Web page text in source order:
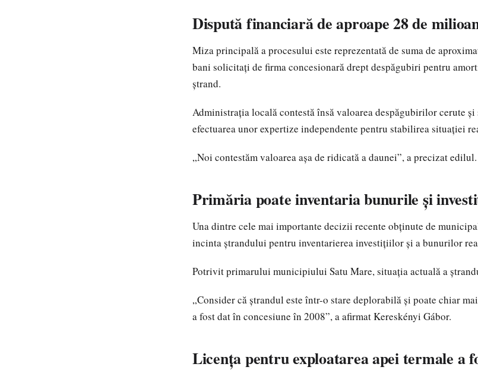
Dispută financiară de aproape 28 de
Miza principală a procesului este reprezentată de suma de
bani solicitați de firma concesionară drept despăgubiri pentru
ștrand.
Administrația locală contestă însă valoarea despăgubirilor cerute și
efectuarea unor expertize independente pentru stabilirea situației
„Noi contestăm valoarea așa de ridicată a daunei”, a precizat edilul.
Primăria poate inventaria bunurile și
Una dintre cele mai importante decizii recente obținute de
incinta ștrandului pentru inventarierea investițiilor și a bunurilor
Potrivit primarului municipiului Satu Mare, situația actuală a
„Consider că ștrandul este într-o stare deplorabilă și poate chiar
a fost dat în concesiune în 2008”, a afirmat Kereskényi Gábor.
Licența pentru exploatarea apei termale a